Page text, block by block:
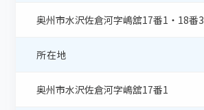
奥州市水沢佐倉河字嶋舘17番1・18番3
所在地
奥州市水沢佐倉河字嶋舘17番1